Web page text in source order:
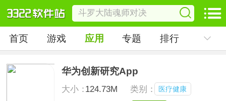
首页 游戏 应用 专题 排行
华为创新研究App
大小：124.73M 类别： 医疗健康